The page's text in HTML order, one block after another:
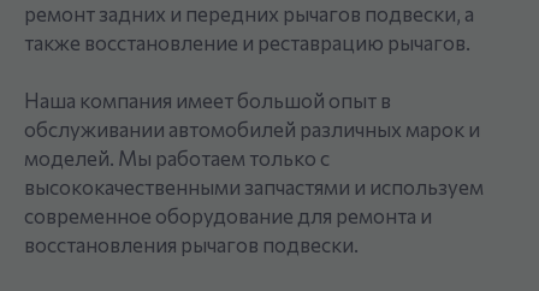
ремонт задних и передних рычагов подвески, а
также восстановление и реставрацию рычагов.
Наша компания имеет большой опыт в
обслуживании автомобилей различных марок и
моделей. Мы работаем только с
высококачественными запчастями и используем
современное оборудование для ремонта и
восстановления рычагов подвески.